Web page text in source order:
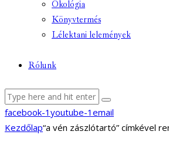
Ökológia
Könyvtermés
Lélektani lelemények
Rólunk
facebook-1 youtube-1 email
Kezdőlap“a vén zászlótartó” címkével